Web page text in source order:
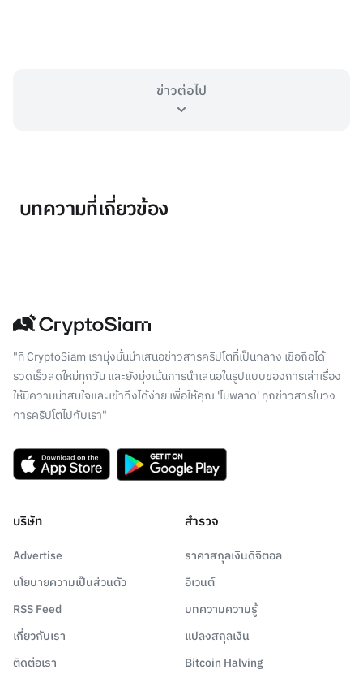
ข่าวต่อไป
บทความที่เกี่ยวข้อง
"ที่ CryptoSiam เรามุ่งมั่นนำเสนอข่าวสารคริปโตที่เป็นกลาง เชื่อถือได้
รวดเร็วสดใหม่ทุกวัน และยังมุ่งเน้นการนำเสนอในรูปแบบของการเล่าเรื่อง
ให้มีความน่าสนใจและเข้าถึงได้ง่าย เพื่อให้คุณ 'ไม่พลาด' ทุกข่าวสารในวง
การคริปโตไปกับเรา"
บริษัท
Advertise
นโยบายความเป็นส่วนตัว
RSS Feed
เกี่ยวกับเรา
ติดต่อเรา
สำรวจ
ราคาสกุลเงินดิจิตอล
อีเวนต์
บทความความรู้
แปลงสกุลเงิน
Bitcoin Halving